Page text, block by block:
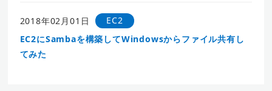
2018年02月01日
EC2
EC2にSambaを構築してWindowsからファイル共有し
てみた